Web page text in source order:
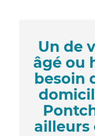
Un de
âgé ou
besoin
ailleurs